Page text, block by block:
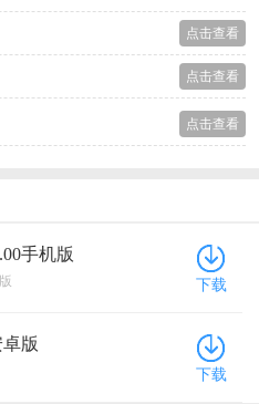
点击查看
点击查看
点击查看
手机版
下载
版
下载